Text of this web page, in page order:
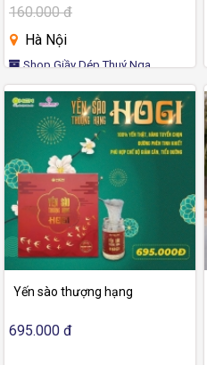
160.000 đ
Hà Nội
Shop Giầy Dép Thuý Nga
Yến sào thượng hạng
695.000 đ